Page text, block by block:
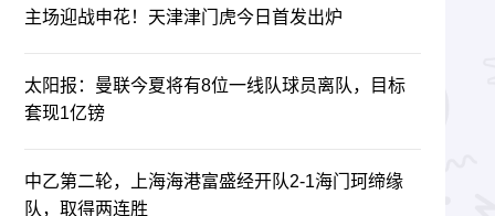
主场迎战申花！天津津门虎今日首发出炉
太阳报：曼联今夏将有8位一线队球员离队，目标
套现1亿镑
中乙第二轮，上海海港富盛经开队2-1海门珂缔缘
队，取得两连胜